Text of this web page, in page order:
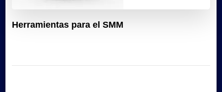
Herramientas para el SMM